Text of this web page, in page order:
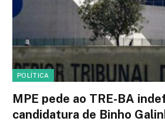
POLÍTICA
MPE pede ao TRE-BA
candidatura de Binho